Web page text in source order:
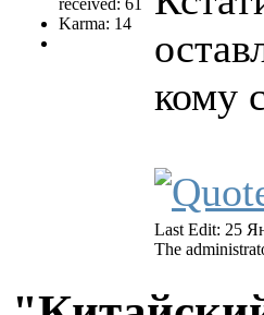
received: 61
Karma: 14
кому
Last Edit: 25
The